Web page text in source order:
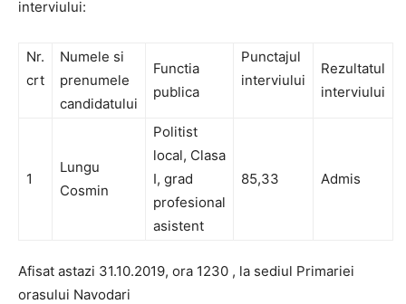
interviului:
Nr.
crt
Numele si
prenumele
candidatului
Functia
publica
Punctajul
interviului
Rezultatul
interviului
1
Lungu
Cosmin
Politist
local, Clasa
I, grad
profesional
asistent
85,33 Admis
Afisat astazi 31.10.2019, ora 1230 , la sediul Primariei
orasului Navodari